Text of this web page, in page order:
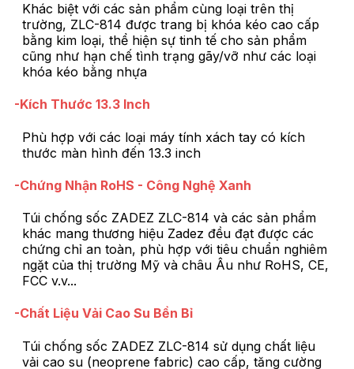
Khác biệt với các sản phẩm cùng loại trên thị
trường, ZLC-814 được trang bị khóa kéo cao cấp
bằng kim loại, thể hiện sự tinh tế cho sản phẩm
cũng như hạn chế tình trạng gãy/vỡ như các loại
khóa kéo bằng nhựa
-Kích Thước 13.3 Inch
Phù hợp với các loại máy tính xách tay có kích
thước màn hình đến 13.3 inch
-Chứng Nhận RoHS - Công Nghệ Xanh
Túi chống sốc ZADEZ ZLC-814 và các sản phẩm
khác mang thương hiệu Zadez đều đạt được các
chứng chỉ an toàn, phù hợp với tiêu chuẩn nghiêm
ngặt của thị trường Mỹ và châu Âu như RoHS, CE,
FCC v.v...
-Chất Liệu Vải Cao Su Bền Bỉ
Túi chống sốc ZADEZ ZLC-814 sử dụng chất liệu
vải cao su (neoprene fabric) cao cấp, tăng cường